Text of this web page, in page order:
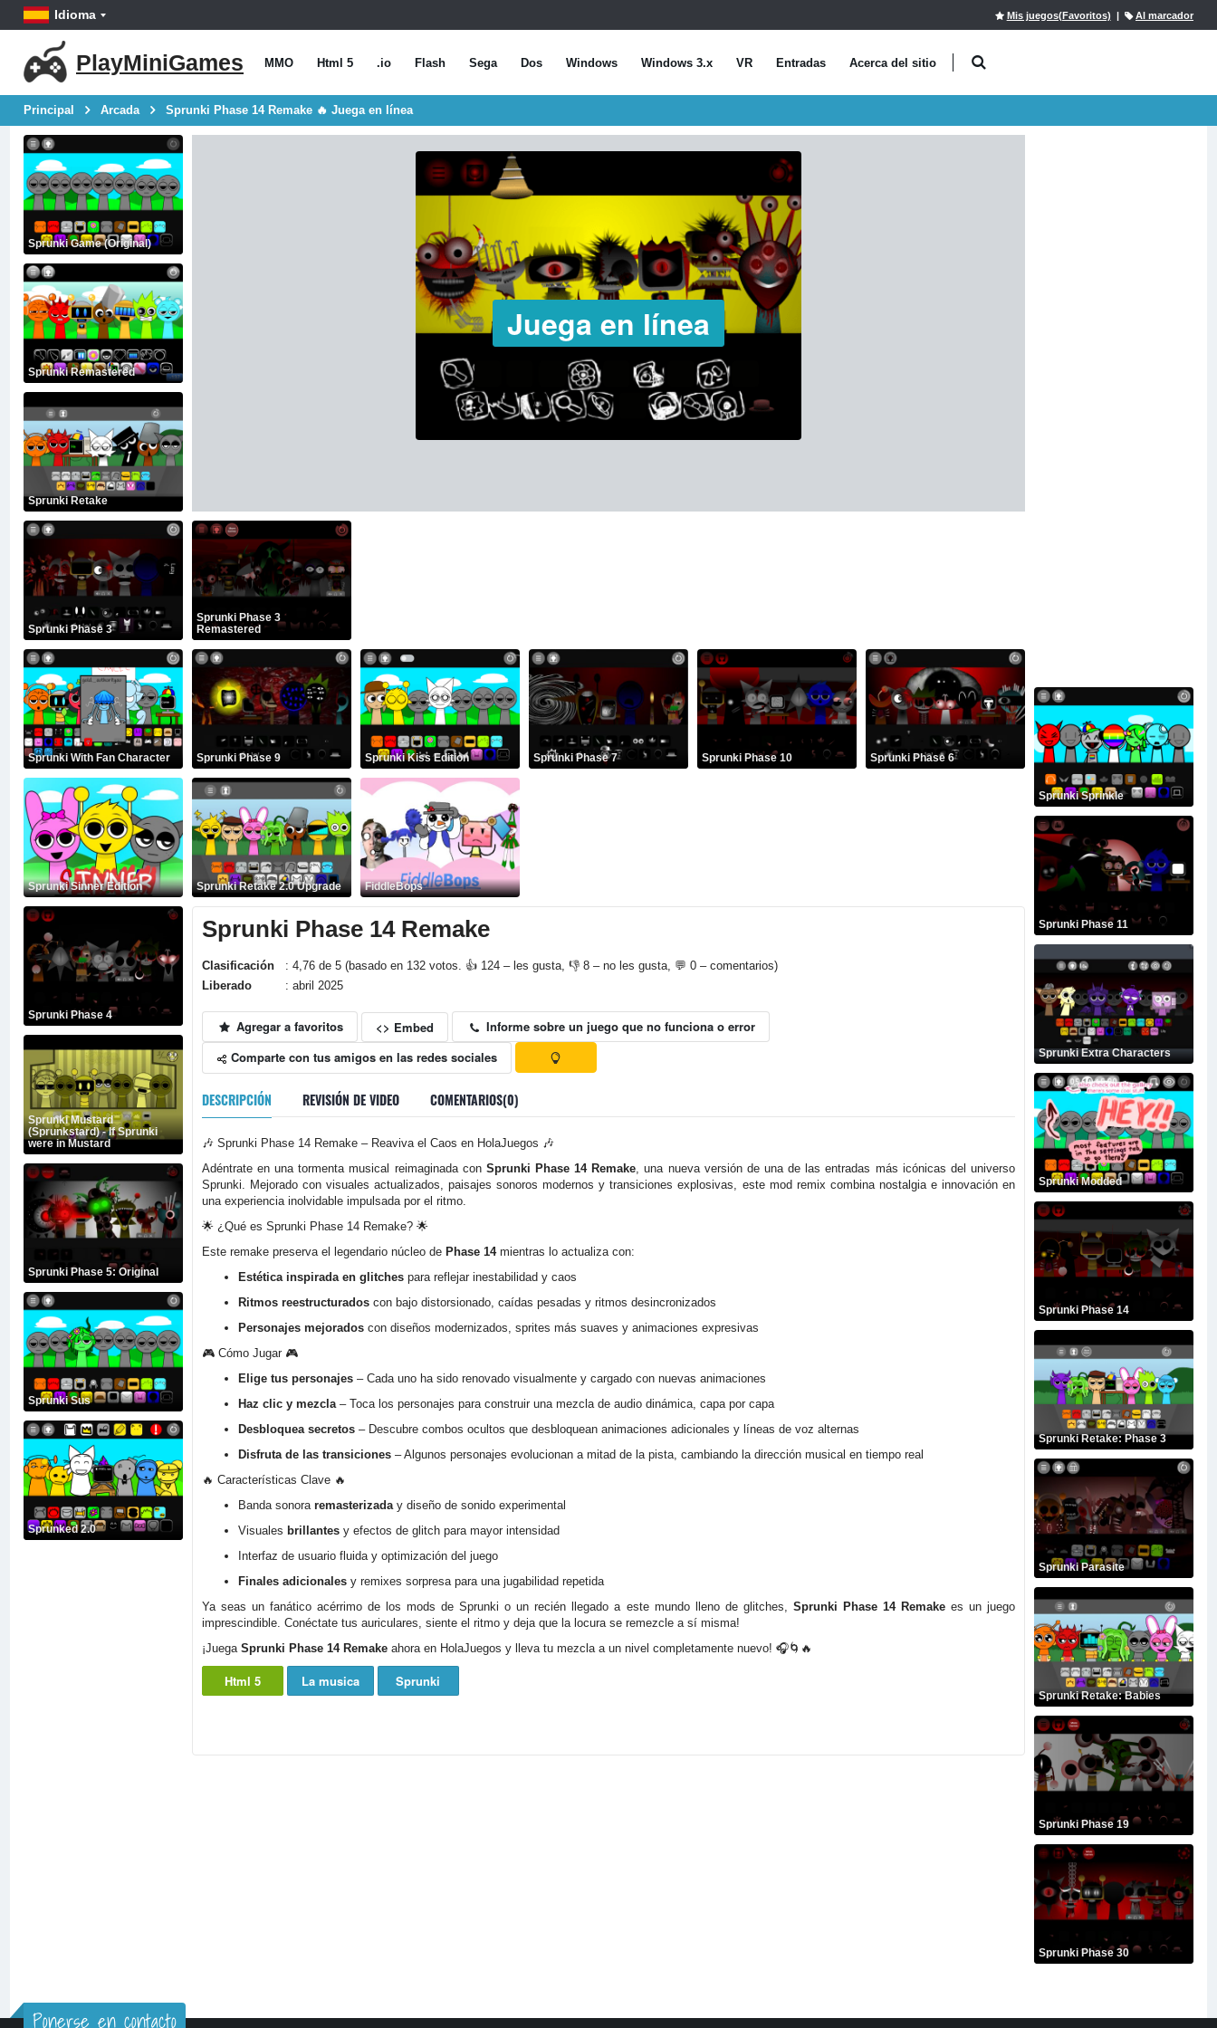
Idioma Mis juegos(Favoritos) | Al marcador
PlayMiniGames MMO Html 5 .io Flash Sega Dos Windows Windows 3.x VR Entradas Acerca del sitio
Principal Arcada Sprunki Phase 14 Remake 🔥 Juega en línea
Sprunki Game (Original)
Sprunki Remastered
Sprunki Retake
Sprunki Phase 3
Sprunki With Fan Character
Sprunki Sinner Edition
Sprunki Phase 4
Sprunki Mustard
(Sprunkstard) - If Sprunki
were in Mustard
Sprunki Phase 5: Original
Sprunki Sus
Sprunked 2.0
Juega en línea
Sprunki Phase 3
Remastered
Sprunki Phase 9 Sprunki Kiss Edition Sprunki Phase 7 Sprunki Phase 10 Sprunki Phase 6
Sprunki Retake 2.0 Upgrade FiddleBops
Sprunki Phase 14 Remake
Clasificación
: 4,76 de 5 (basado en 132 votos. 👍 124 – les gusta, 👎 8 – no les gusta, 💬 0 – comentarios)
Liberado
: abril 2025
Agregar a favoritos <> Embed
Informe sobre un juego que no funciona o error
Comparte con tus amigos en las redes sociales
DESCRIPCIÓN REVISIÓN DE VIDEO COMENTARIOS(0)
🎶 Sprunki Phase 14 Remake – Reaviva el Caos en HolaJuegos 🎶
Adéntrate en una tormenta musical reimaginada con Sprunki Phase 14 Remake , una nueva versión de una de las entradas más icónicas del universo
Sprunki. Mejorado con visuales actualizados, paisajes sonoros modernos y transiciones explosivas, este mod remix combina nostalgia e innovación en
una experiencia inolvidable impulsada por el ritmo.
🌟 ¿Qué es Sprunki Phase 14 Remake? 🌟
Este remake preserva el legendario núcleo de Phase 14mientras lo actualiza con:
Estética inspirada en glitchespara reflejar inestabilidad y caos
Ritmos reestructuradoscon bajo distorsionado, caídas pesadas y ritmos desincronizados
Personajes mejoradoscon diseños modernizados, sprites más suaves y animaciones expresivas
🎮 Cómo Jugar 🎮
Elige tus personajes– Cada uno ha sido renovado visualmente y cargado con nuevas animaciones
Haz clic y mezcla– Toca los personajes para construir una mezcla de audio dinámica, capa por capa
Desbloquea secretos– Descubre combos ocultos que desbloquean animaciones adicionales y líneas de voz alternas
Disfruta de las transiciones– Algunos personajes evolucionan a mitad de la pista, cambiando la dirección musical en tiempo real
🔥 Características Clave 🔥
Banda sonora remasterizaday diseño de sonido experimental
Visuales brillantesy efectos de glitch para mayor intensidad
Interfaz de usuario fluida y optimización del juego
Finales adicionalesy remixes sorpresa para una jugabilidad repetida
Ya seas un fanático acérrimo de los mods de Sprunki o un recién llegado a este mundo lleno de glitches, Sprunki Phase 14 Remakees un juego
imprescindible. Conéctate tus auriculares, siente el ritmo y deja que la locura se remezcle a sí misma!
¡Juega Sprunki Phase 14 Remakeahora en HolaJuegos y lleva tu mezcla a un nivel completamente nuevo! 🎧🌀🔥
Html 5 La musica Sprunki
Sprunki Sprinkle
Sprunki Phase 11
Sprunki Extra Characters
Sprunki Modded
Sprunki Phase 14
Sprunki Retake: Phase 3
Sprunki Parasite
Sprunki Retake: Babies
Sprunki Phase 19
Sprunki Phase 30
Ponerse en contacto